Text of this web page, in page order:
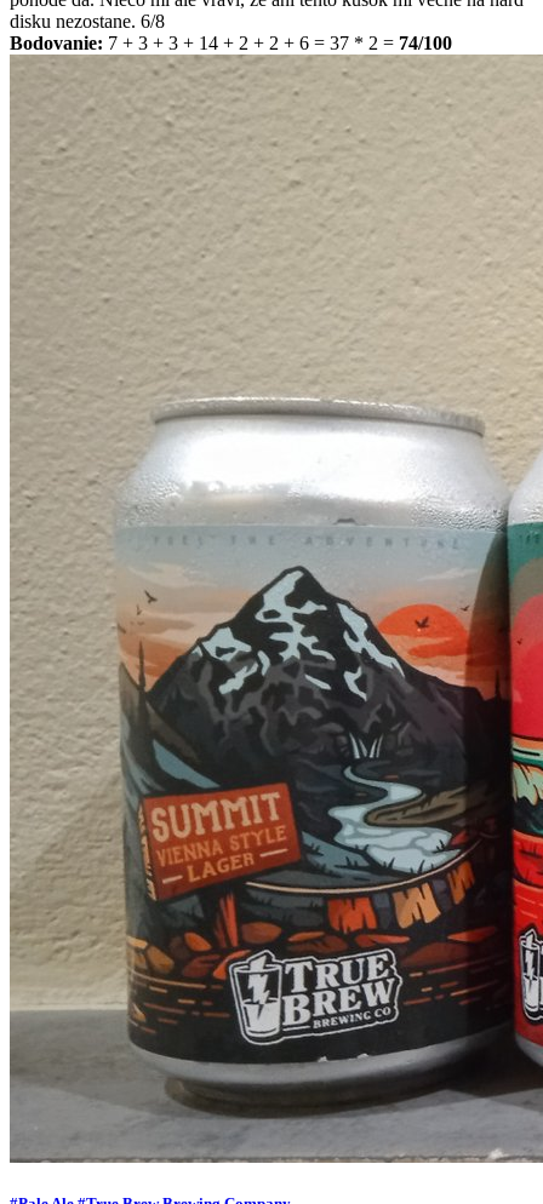
disku nezostane. 6/8
Bodovanie: 7 + 3 + 3 + 14 + 2 + 2 + 6 = 37 * 2 = 74/100